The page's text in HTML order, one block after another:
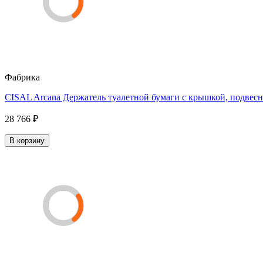
Фабрика
CISAL Arcana Держатель туалетной бумаги с крышкой,
28 766 ₽
В корзину